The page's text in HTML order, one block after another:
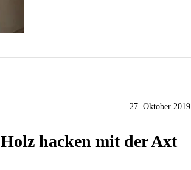
27. Oktober 2019
Holz hacken mit der Axt